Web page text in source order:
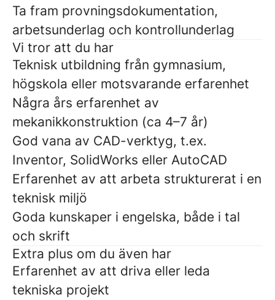
Ta fram provningsdokumentation,
arbetsunderlag och kontrollunderlag
Vi tror att du har
Teknisk utbildning från gymnasium,
högskola eller motsvarande erfarenhet
Några års erfarenhet av
mekanikkonstruktion (ca 4–7 år)
God vana av CAD-verktyg, t.ex.
Inventor, SolidWorks eller AutoCAD
Erfarenhet av att arbeta strukturerat i en
teknisk miljö
Goda kunskaper i engelska, både i tal
och skrift
Extra plus om du även har
Erfarenhet av att driva eller leda
tekniska projekt